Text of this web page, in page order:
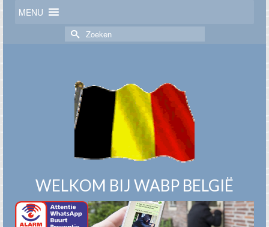
MENU
Zoek
naar:
WELKOM BIJ WABP BELGIË